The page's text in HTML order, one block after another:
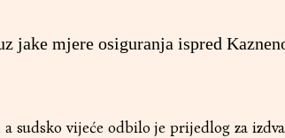
jake mjere osiguranja ispred
sudsko vijeće odbilo je prijedlog za